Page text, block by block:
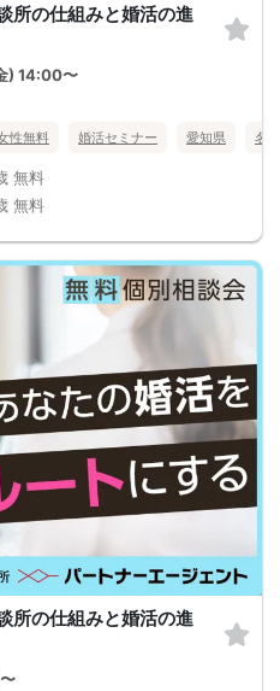
所の仕組みと婚活の進
) 14:00〜
性無料 婚活セミナー 愛知県 名
無料
無料
所の仕組みと婚活の進